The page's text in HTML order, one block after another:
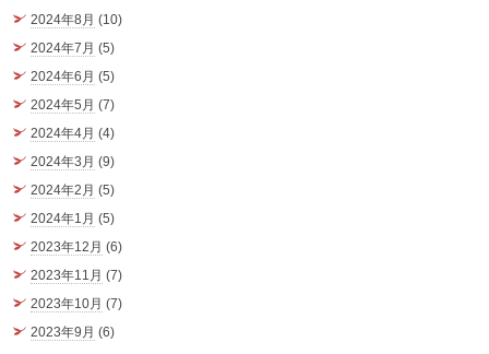
2024年8月 (10)
2024年7月 (5)
2024年6月 (5)
2024年5月 (7)
2024年4月 (4)
2024年3月 (9)
2024年2月 (5)
2024年1月 (5)
2023年12月 (6)
2023年11月 (7)
2023年10月 (7)
2023年9月 (6)